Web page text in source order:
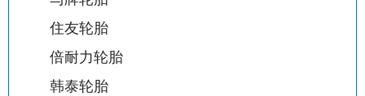
住友轮胎
倍耐力轮胎
韩泰轮胎